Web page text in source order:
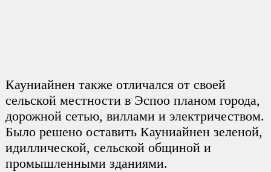
Кауниайнен также отличался от своей
сельской местности в Эспоо планом города,
дорожной сетью, виллами и электричеством.
Было решено оставить Кауниайнен зеленой,
идиллической, сельской общиной и
промышленными зданиями.